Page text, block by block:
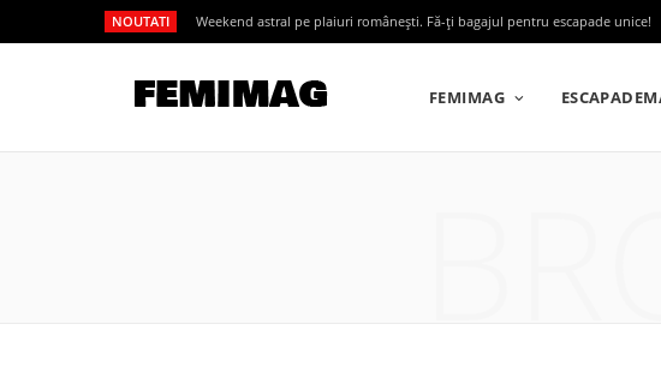
NOUTATI Weekend astral pe plaiuri românești. Fă-ți bagajul pentru escapade unice!
FEMIMAG